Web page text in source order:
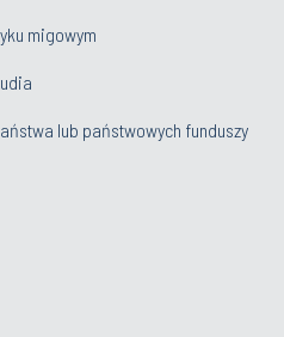
migowym
lub państwowych funduszy